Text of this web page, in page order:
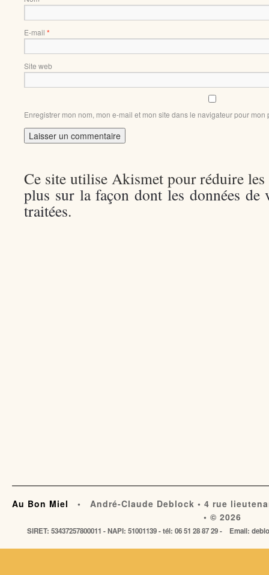
E-mail *
Site web
Enregistrer mon nom, mon e-mail et mon site dans le navigateur pour
Ce site utilise Akismet pour réduire
plus sur la façon dont les données de
traitées.
Au Bon Miel
• André-Claude Deblock • 4 rue
• © 2026
SIRET: 53437257800011 - NAPI: 51001139 - tél: 06 51 28 87 29 - Email: